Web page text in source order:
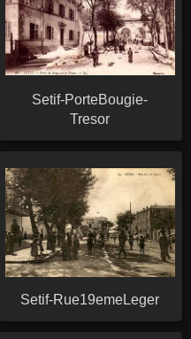
Setif-PorteBougie-
Tresor
Setif-Rue19emeLeger